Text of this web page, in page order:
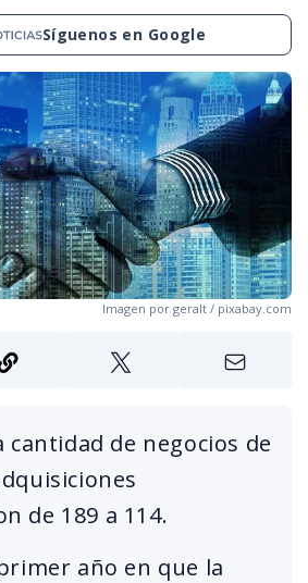
Síguenos en Google
Imagen por geralt / pixabay.com
cantidad de negocios de
de 189 a 114.
año en que la